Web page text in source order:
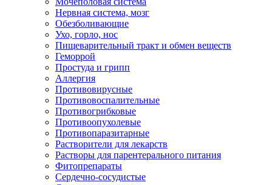
Нервная система, мозг
Обезболивающие
Ухо, горло, нос
Пищеварительный тракт и обмен веществ
Геморрой
Простуда и грипп
Аллергия
Противовирусные
Противовоспалительные
Противогрибковые
Противоопухолевые
Противопаразитарные
Растворители для лекарств
Растворы для парентерального питания
Фитопрепараты
Сердечно-сосудистые